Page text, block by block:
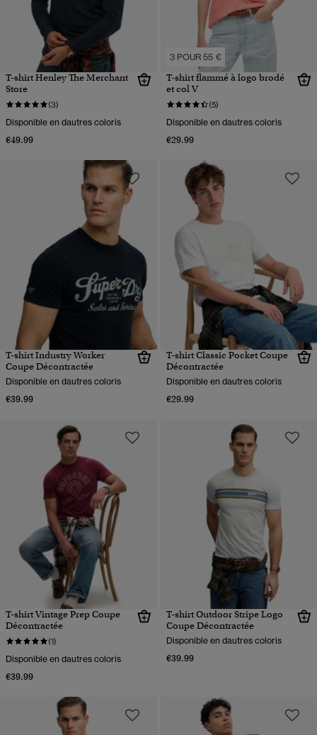
T-shirt Henley The Merchant
Store
(3)
Disponible en dautres coloris
€49.99
3 POUR 55 €
T-shirt flammé à logo brodé
et col V
(5)
Disponible en dautres coloris
€29.99
T-shirt Industry Worker
Coupe Décontractée
Disponible en dautres coloris
€39.99
T-shirt Classic Pocket Coupe
Décontractée
Disponible en dautres coloris
€29.99
T-shirt Vintage Prep Coupe
Décontractée
(1)
Disponible en dautres coloris
€39.99
T-shirt Outdoor Stripe Logo
Coupe Décontractée
Disponible en dautres coloris
€39.99